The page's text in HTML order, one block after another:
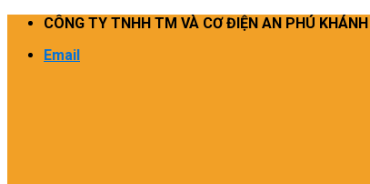
Skip
content
CÔNG TY TNHH TM VÀ CƠ ĐIỆN AN PHÚ KHÁNH
Email